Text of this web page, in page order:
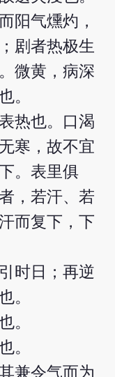
阳气燻灼，
剧者热极生
微黄，病深
。
热也。口渴
寒，故不宜
。表里俱
，若汗、若
而复下，下
时日；再逆
。
。
。
兼令气而为